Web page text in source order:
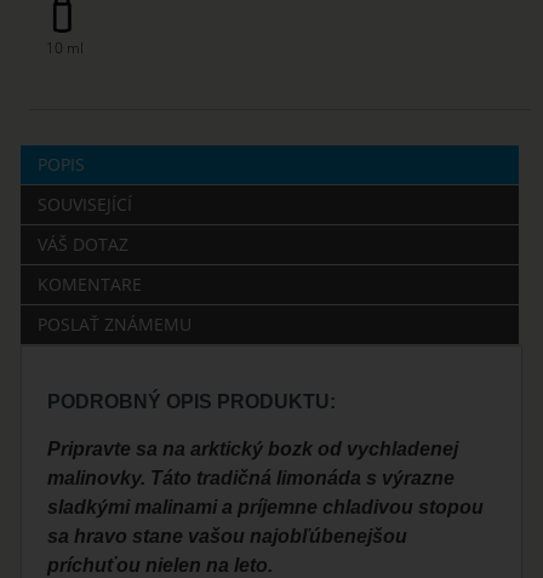
10 ml
POPIS
SOUVISEJÍCÍ
VÁŠ DOTAZ
KOMENTARE
POSLAŤ ZNÁMEMU
PODROBNÝ OPIS PRODUKTU:
Pripravte sa na arktický bozk od vychladenej
malinovky. Táto tradičná limonáda s výrazne
sladkými malinami a príjemne chladivou stopou
sa hravo stane vašou najobľúbenejšou
príchuťou nielen na leto.